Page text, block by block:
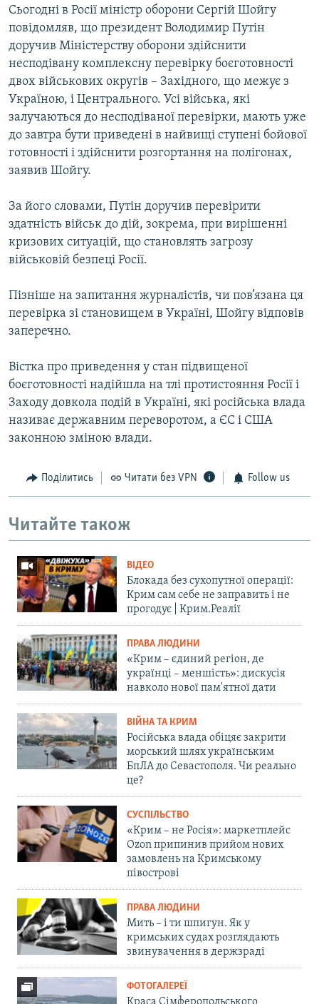
Сьогодні в Росії міністр оборони Сергій Шойгу
повідомляв, що президент Володимир Путін
доручив Міністерству оборони здійснити
несподівану комплексну перевірку боєготовності
двох військових округів – Західного, що межує з
Україною, і Центрального. Усі війська, які
залучаються до несподіваної перевірки, мають уже
до завтра бути приведені в найвищі ступені бойової
готовності і здійснити розгортання на полігонах,
заявив Шойгу.
За його словами, Путін доручив перевірити
здатність військ до дій, зокрема, при вирішенні
кризових ситуацій, що становлять загрозу
військовій безпеці Росії.
Пізніше на запитання журналістів, чи пов’язана ця
перевірка зі становищем в Україні, Шойгу відповів
заперечно.
Вістка про приведення у стан підвищеної
боєготовності надійшла на тлі протистояння Росії і
Заходу довкола подій в Україні, які російська влада
називає державним переворотом, а ЄС і США
законною зміною влади.
Поділитись Читати без VPN Follow us
Читайте також
ВІДЕО
Блокада без сухопутної операції:
Крим сам себе не заправить і не
прогодує | Крим.Реалії
ПРАВА ЛЮДИНИ
«Крим – єдиний регіон, де
українці – меншість»: дискусія
навколо нової пам'ятної дати
ВІЙНА ТА КРИМ
Російська влада обіцяє закрити
морський шлях українським
БпЛА до Севастополя. Чи реально
це?
СУСПІЛЬСТВО
«Крим – не Росія»: маркетплейс
Ozon припинив прийом нових
замовлень на Кримському
півострові
ПРАВА ЛЮДИНИ
Мить – і ти шпигун. Як у
кримських судах розглядають
звинувачення в держзраді
ФОТОГАЛЕРЕЇ